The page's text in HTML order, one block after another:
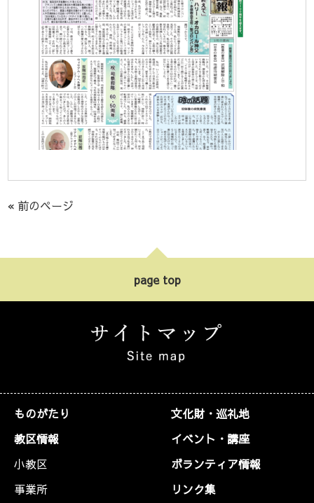
« 前のページ
page top
ものがたり
教区情報
小教区
事業所
文化財・巡礼地
イベント・講座
ボランティア情報
リンク集